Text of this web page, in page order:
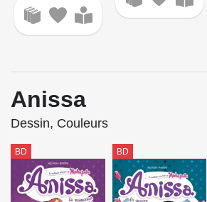
Anissa
Dessin, Couleurs
BD BD